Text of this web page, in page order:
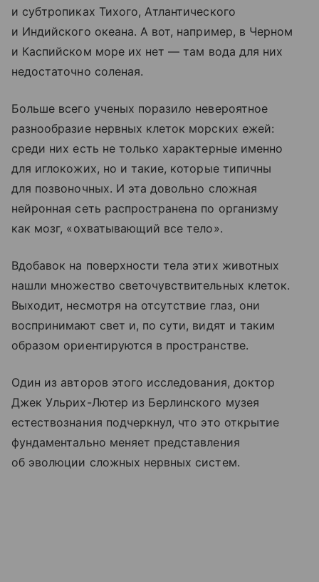
и субтропиках Тихого, Атлантического
и Индийского океана. А вот, например, в Черном
и Каспийском мореих нет — там вода для них
недостаточно соленая.
Больше всего ученых поразило невероятное
разнообразие нервных клеток морских ежей:
среди них есть не только характерные именно
для иглокожих, но и такие, которые типичны
для позвоночных. И эта довольно сложная
нейронная сеть распространена по организму
как мозг, «охватывающий все тело».
Вдобавок на поверхности тела этих животных
нашли множество светочувствительных клеток.
Выходит, несмотря на отсутствие глаз, они
воспринимают свет и, по сути, видят и таким
образом ориентируются в пространстве.
Один из авторов этого исследования, доктор
Джек Ульрих-Лютер из Берлинского музея
естествознания подчеркнул, что это открытие
фундаментально меняет представления
об эволюции сложных нервных систем.